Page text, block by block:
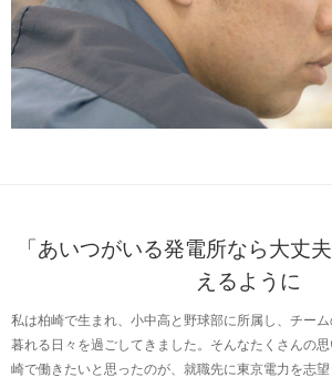
「あいつがいる発電所なら大丈
えるように
私は柏崎で生まれ、小中高と野球部に所属し、チー
暮れる日々を過ごしてきました。そんなたくさんの
崎で働きたいと思ったのが、就職先に東京電力を志望